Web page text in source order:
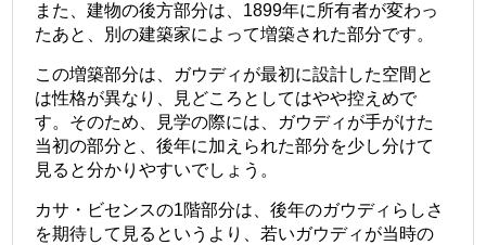
また、建物の後方部分は、1899年に所有者が変わっ
たあと、別の建築家によって増築された部分です。
この増築部分は、ガウディが最初に設計した空間と
は性格が異なり、見どころとしてはやや控えめで
す。そのため、見学の際には、ガウディが手がけた
当初の部分と、後年に加えられた部分を少し分けて
見ると分かりやすいでしょう。
カサ・ビセンスの1階部分は、後年のガウディらしさ
を期待して見るというより、若いガウディが当時の